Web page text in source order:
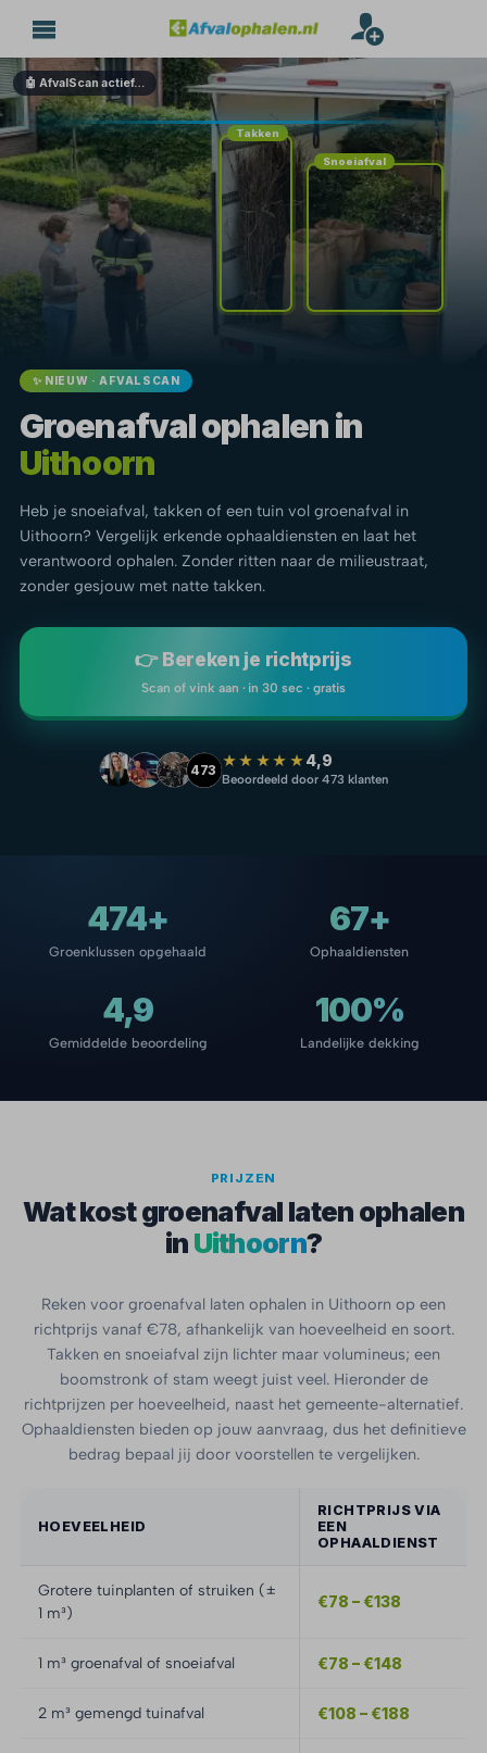
🤖 AfvalScan actief…
Takken
Snoeiafval
✨ NIEUW · AFVALSCAN
Groenafval ophalen in
Uithoorn
Heb je snoeiafval, takken of een tuin vol groenafval in
Uithoorn? Vergelijk erkende ophaaldiensten en laat het
verantwoord ophalen. Zonder ritten naar de milieustraat,
zonder gesjouw met natte takken.
👉 Bereken je richtprijs
Scan of vink aan · in 30 sec · gratis
473 ★★★★★4,9
Beoordeeld door 473 klanten
474+
Groenklussen opgehaald
67+
Ophaaldiensten
4,9
Gemiddelde beoordeling
100%
Landelijke dekking
PRIJZEN
Wat kost groenafval laten ophalen
in Uithoorn?
Reken voor groenafval laten ophalen in Uithoorn op een
richtprijs vanaf €78, afhankelijk van hoeveelheid en soort.
Takken en snoeiafval zijn lichter maar volumineus; een
boomstronk of stam weegt juist veel. Hieronder de
richtprijzen per hoeveelheid, naast het gemeente-alternatief.
Ophaaldiensten bieden op jouw aanvraag, dus het definitieve
bedrag bepaal jij door voorstellen te vergelijken.
HOEVEELHEID
RICHTPRIJS VIA
EEN
OPHAALDIENST
Grotere tuinplanten of struiken (±
1 m³)
€78 – €138
1 m³ groenafval of snoeiafval €78 – €148
2 m³ gemengd tuinafval €108 – €188